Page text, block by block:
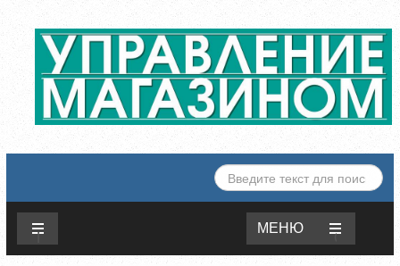
ИСКАТЬ...
МЕНЮ